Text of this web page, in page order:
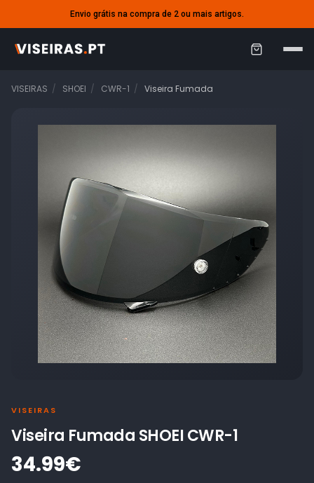
Envio grátis na compra de 2 ou mais artigos.
C
r
o
VISEIRAS SHOEI CWR-1 Viseira Fumada
VISEIRAS
Viseira Fumada SHOEI CWR-1
34.99€